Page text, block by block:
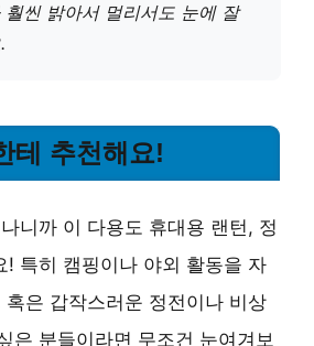
훨씬 밝아서 멀리서도 눈에 잘
테 추천해요!
니까 이 다용도 휴대용 랜턴, 정
! 특히 캠핑이나 야외 활동을 자
은 갑작스러운 정전이나 비상
은 분들이라면 무조건 눈여겨보